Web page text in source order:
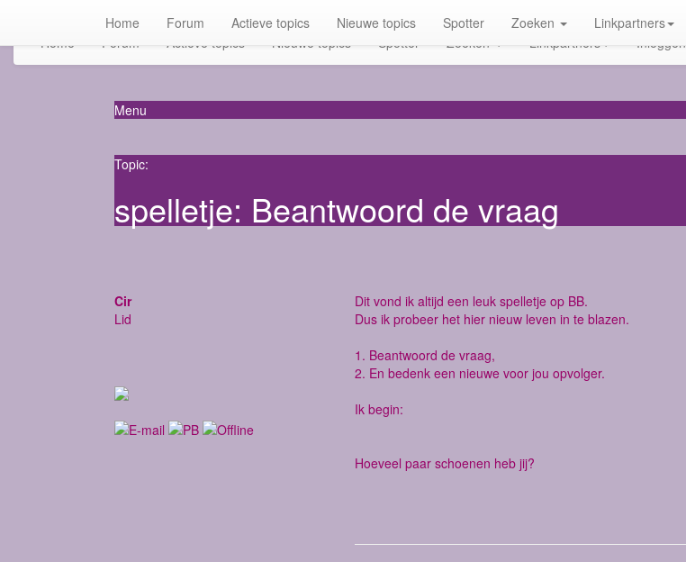
Home Forum Actieve topics Nieuwe topics Spotter Zoeken Linkpartners Inloggen
Home Forum Actieve topics Nieuwe topics Spotter Zoeken Linkpartners
Menu
Topic:
spelletje: Beantwoord de vraag
Cir
Lid
Dit vond ik altijd een leuk spelletje op BB.
Dus ik probeer het hier nieuw leven in te blazen.
1. Beantwoord de vraag,
2. En bedenk een nieuwe voor jou opvolger.
Ik begin:
Hoeveel paar schoenen heb jij?